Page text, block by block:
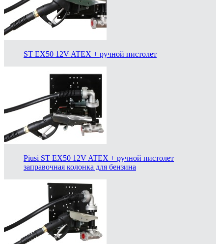
ST EX50 12V ATEX + ручной пистолет
Piusi ST EX50 12V ATEX + ручной пистолет
заправочная колонка для бензина